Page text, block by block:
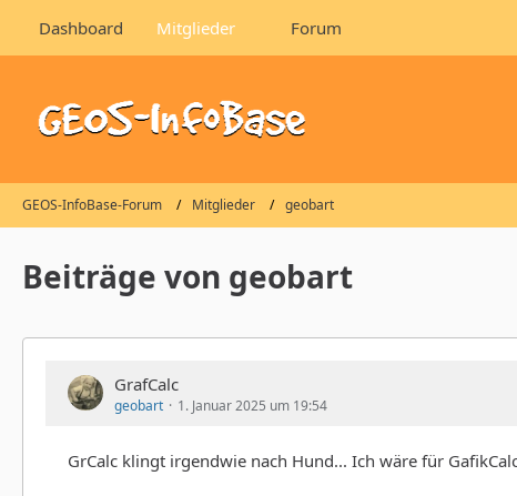
Dashboard Mitglieder Forum
GEOS-InfoBase-Forum Mitglieder geobart
Beiträge von geobart
GrafCalc
geobart 1. Januar 2025 um 19:54
GrCalc klingt irgendwie nach Hund... Ich wäre für